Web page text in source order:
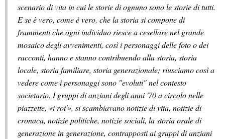
scenario di vita in cui le storie di ognuno sono le storie di tutti.
E se è vero, come è vero, che la storia si compone di
frammenti che ogni individuo riesce a cesellare nel grande
mosaico degli avvenimenti, così i personaggi delle foto o dei
racconti, hanno e stanno contribuendo alla storia, storia
locale, storia familiare, storia generazionale; riusciamo così a
vedere come i personaggi sono "evoluti" nel contesto
societario. I gruppi di anziani degli anni '70 a circolo nelle
piazzette, «i rot'», si scambiavano notizie di vita, notizie di
cronaca, notizie politiche, notizie sociali, la storia orale di
generazione in generazione, contrapposti ai gruppi di anziani